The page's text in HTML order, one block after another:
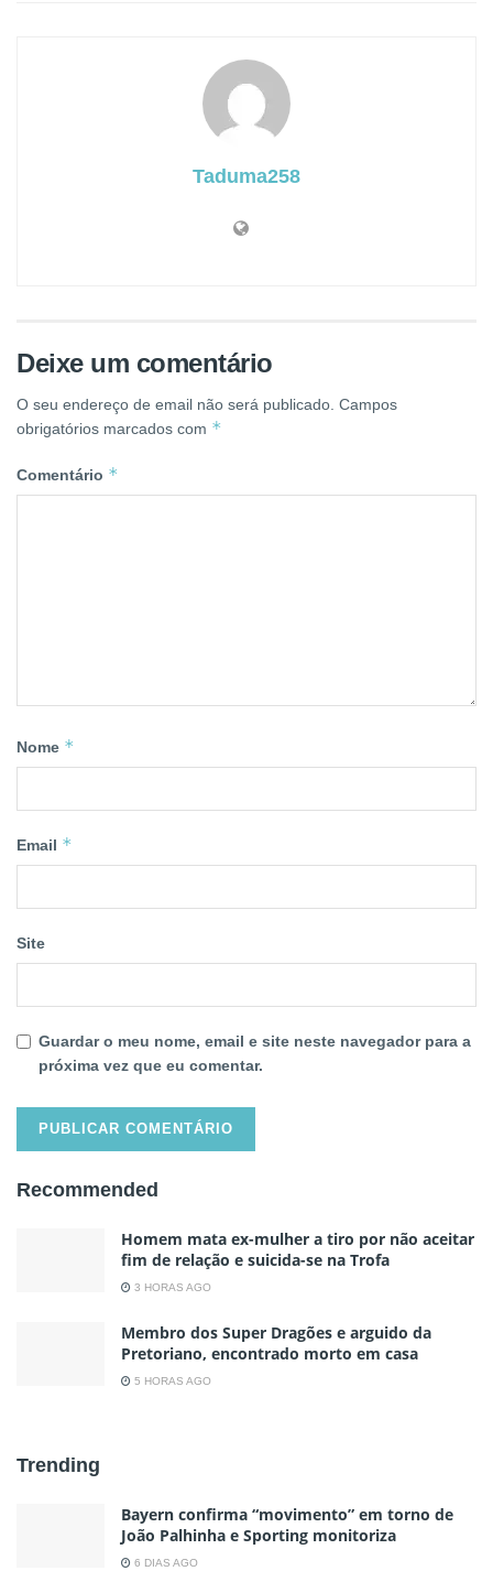
Taduma258
Deixe um comentário
O seu endereço de email não será publicado. Campos
obrigatórios marcados com *
Comentário *
Nome *
Email *
Site
Guardar o meu nome, email e site neste navegador para a
próxima vez que eu comentar.
Recommended
Homem mata ex-mulher a tiro por não aceitar
fim de relação e suicida-se na Trofa
3 HORAS AGO
Membro dos Super Dragões e arguido da
Pretoriano, encontrado morto em casa
5 HORAS AGO
Trending
Bayern confirma “movimento” em torno de
João Palhinha e Sporting monitoriza
6 DIAS AGO